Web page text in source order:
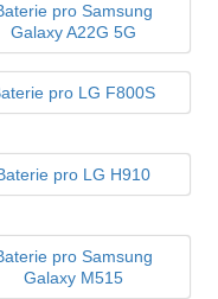
pro Samsung
Galaxy A22G 5G
pro LG F800S
pro LG H910
pro Samsung
Galaxy M515